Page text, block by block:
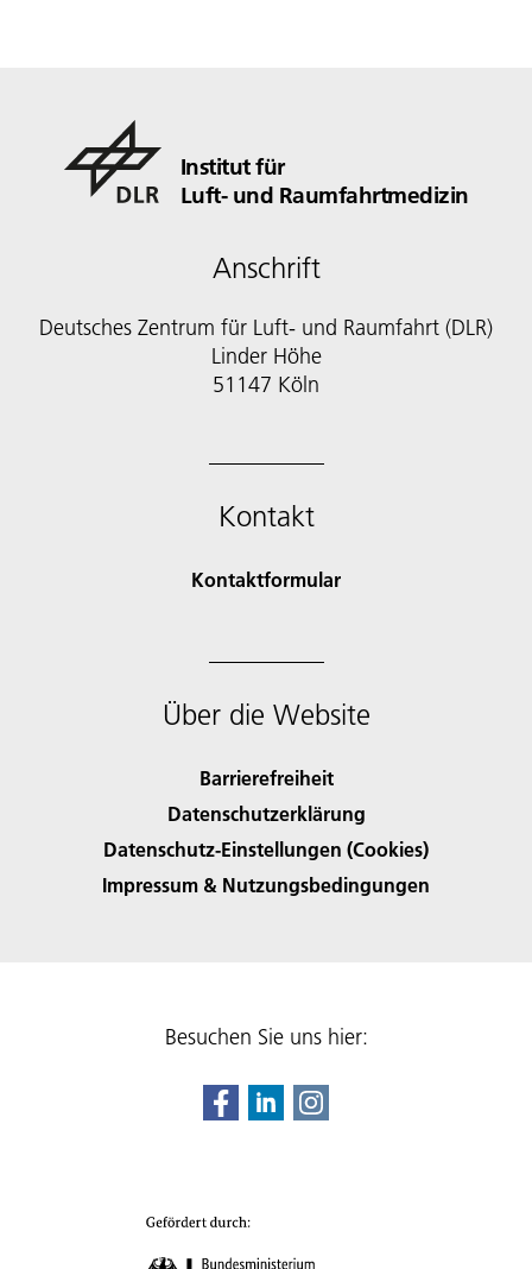
Institut für
Luft- und Raumfahrtmedizin
Anschrift
Deutsches Zentrum für Luft- und Raumfahrt (DLR)
Linder Höhe
51147 Köln
Kontakt
Kontaktformular
Über die Website
Barrierefreiheit
Datenschutzerklärung
Datenschutz-Einstellungen (Cookies)
Impressum & Nutzungsbedingungen
Besuchen Sie uns hier: